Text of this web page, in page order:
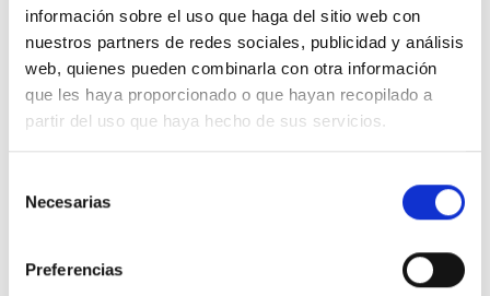
información sobre el uso que haga del sitio web con
nuestros partners de redes sociales, publicidad y análisis
web, quienes pueden combinarla con otra información
que les haya proporcionado o que hayan recopilado a
partir del uso que haya hecho de sus servicios.
Necesarias
Preferencias
El Bullying como forma de “violencia estructural”
La jornada concluyó con la lectura de laDeclaración
Institucional del CEDDD, realizada desde el Congreso
de los Diputados por Mar Ugarte, vicepresidenta del
Consejo. Un texto que reafirma el compromiso del
personas con discapacidad y reclama medidas sólidas,
Durante su intervención,
denunció que el